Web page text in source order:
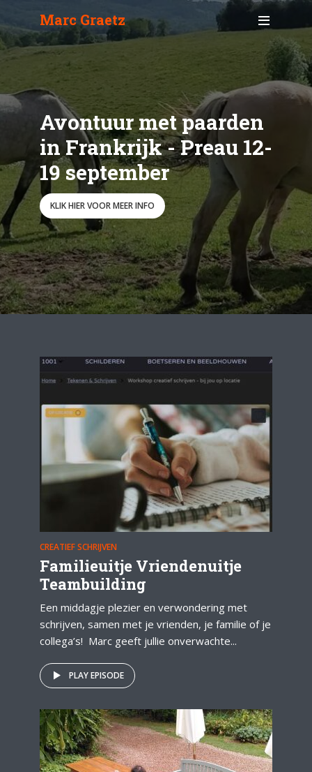
Marc Graetz
Avontuur met paarden
in Frankrijk - Preau 12-
19 september
KLIK HIER VOOR MEER INFO
CREATIEF SCHRIJVEN
Familieuitje Vriendenuitje
Teambuilding
Een middagje plezier en verwondering met
schrijven, samen met je vrienden, je familie of je
collega’s! Marc geeft jullie onverwachte...
PLAY EPISODE